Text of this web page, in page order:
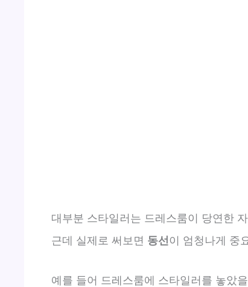
대부분 스타일러는 드레스룸이 당연한
근데 실제로 써보면 동선이 엄청나게 중
예를 들어 드레스룸에 스타일러를 놓았